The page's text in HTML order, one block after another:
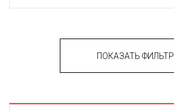
ПОКАЗАТЬ ФИЛЬТР